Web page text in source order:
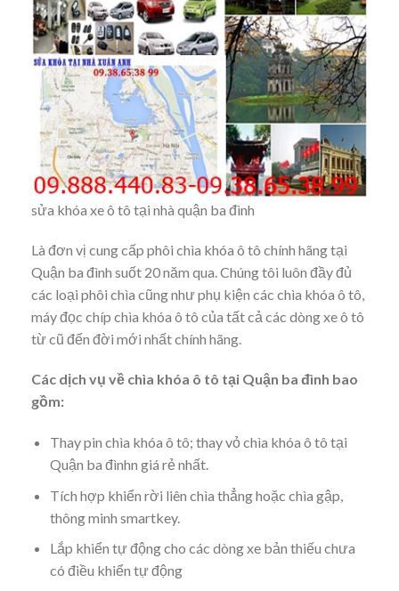
sửa khóa xe ô tô tại nhà quận ba đình
Là đơn vị cung cấp phôi chìa khóa ô tô chính hãng tại
Quận ba đình suốt 20 năm qua. Chúng tôi luôn đầy đủ
các loại phôi chìa cũng như phụ kiện các chìa khóa ô tô,
máy đọc chíp chìa khóa ô tô của tất cả các dòng xe ô tô
từ cũ đến đời mới nhất chính hãng.
Các dịch vụ về chìa khóa ô tô tại Quận ba đình bao
gồm:
Thay pin chìa khóa ô tô; thay vỏ chìa khóa ô tô tại
Quận ba đìnhn giá rẻ nhất.
Tích hợp khiển rời liên chìa thẳng hoặc chìa gập,
thông minh smartkey.
Lắp khiển tự động cho các dòng xe bản thiếu chưa
có điều khiển tự động